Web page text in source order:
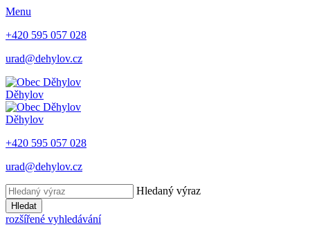
Menu
+420 595 057 028
urad@dehylov.cz
Děhylov
Děhylov
+420 595 057 028
urad@dehylov.cz
Hledaný výraz
Hledat
rozšířené vyhledávání